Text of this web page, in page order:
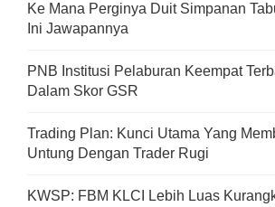
Ke Mana Perginya Duit Simpanan
Ini Jawapannya
PNB Institusi Pelaburan Keempat
Dalam Skor GSR
Trading Plan: Kunci Utama Yang
Untung Dengan Trader Rugi
KWSP: FBM KLCI Lebih Luas